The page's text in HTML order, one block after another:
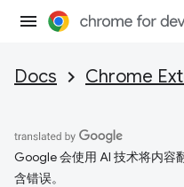
Docs Chrome
Google 会使用 AI 技术将内容
含错误。